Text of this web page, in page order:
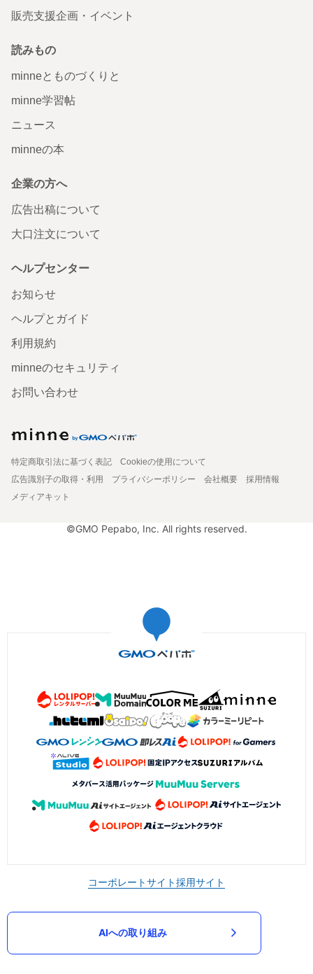
販売支援企画・イベント
読みもの
minneとものづくりと
minne学習帖
ニュース
minneの本
企業の方へ
広告出稿について
大口注文について
ヘルプセンター
お知らせ
ヘルプとガイド
利用規約
minneのセキュリティ
お問い合わせ
特定商取引法に基づく表記
Cookieの使用について
広告識別子の取得・利用
プライバシーポリシー 会社概要
採用情報
メディアキット
©GMO Pepabo, Inc. All rights reserved.
コーポレートサイト採用サイト
AIへの取り組み